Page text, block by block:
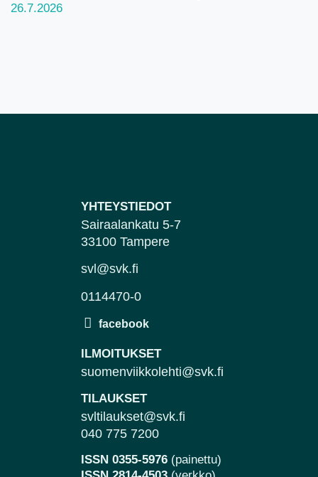
26.7.2026
YHTEYSTIEDOT
Sairaalankatu 5-7
33100 Tampere
svl@svk.fi
0114470-0
ILMOITUKSET
suomenviikkolehti@svk.fi
TILAUKSET
svltilaukset@svk.fi
040 775 7200
ISSN 0355-5976 (painettu)